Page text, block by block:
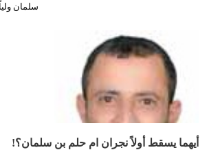
سلمان
أيهما يسقط أولاً نجران ام حلم بن سلمان؟!